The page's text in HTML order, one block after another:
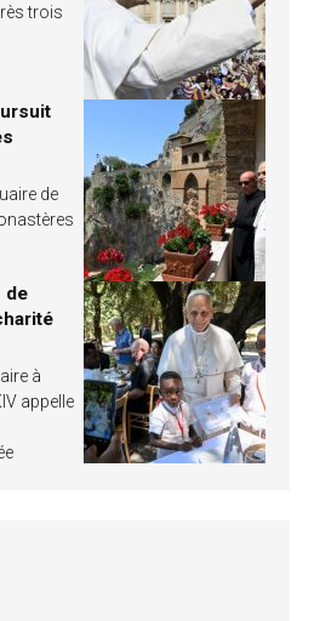
trois
de
de
à
appelle